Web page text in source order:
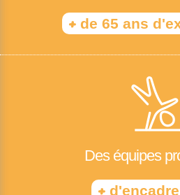
+ de 65 ans
Des équipes
+